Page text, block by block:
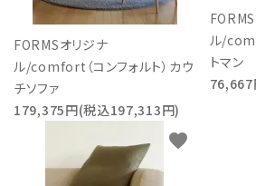
FORMSオリジナ
ル/comfort（コンフォルト）カウ
チソファ
179,375円(税込197,313円)
ル/
トマン
favorite